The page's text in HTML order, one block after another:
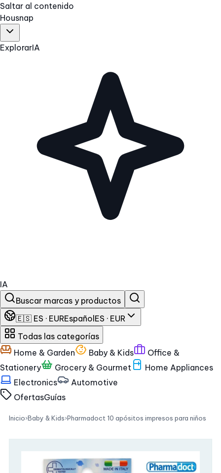
Saltar al contenido
Housnap
ExplorarIA
IA
Buscar marcas y productos
🇪🇸 ES · EUREspañol ES · EUR
Todas las categorías
Home & Garden
Baby & Kids
Office &
Stationery
Grocery & Gourmet
Home Appliances
Electronics
Automotive
OfertasGuías
Inicio›Baby & Kids›Pharmadoct 10 apósitos impresos para niños